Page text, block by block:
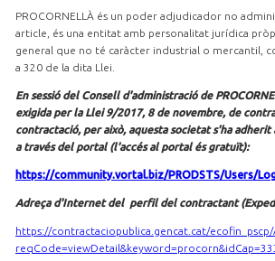
PROCORNELLÀ és un poder adjudicador no
article, és una entitat amb personalitat jurídica
general que no té caràcter industrial o mercantil,
a 320 de la dita Llei.
En sessió del Consell d'administració de
exigida per la Llei 9/2017, 8 de novembre, de
contractació, per això, aquesta societat s'ha
a través del portal (l'accés al portal és gratuït):
https://community.vortal.biz/PRODSTS/Users/
Adreça d'Internet del perfil del contractant
https://contractaciopublica.gencat.cat/ecofin_pscp/